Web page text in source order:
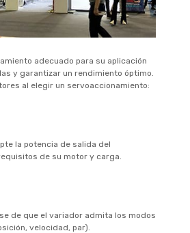
adecuado para su aplicación
y garantizar un rendimiento óptimo.
al elegir un servoaccionamiento:
la potencia de salida del
de su motor y carga.
de que el variador admita los modos
velocidad, par).